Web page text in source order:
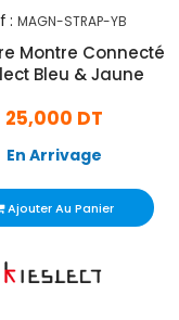
: MAGN-STRAP-YB
Montre Connecté
Bleu & Jaune
25,000 DT
En Arrivage
Ajouter Au Panier